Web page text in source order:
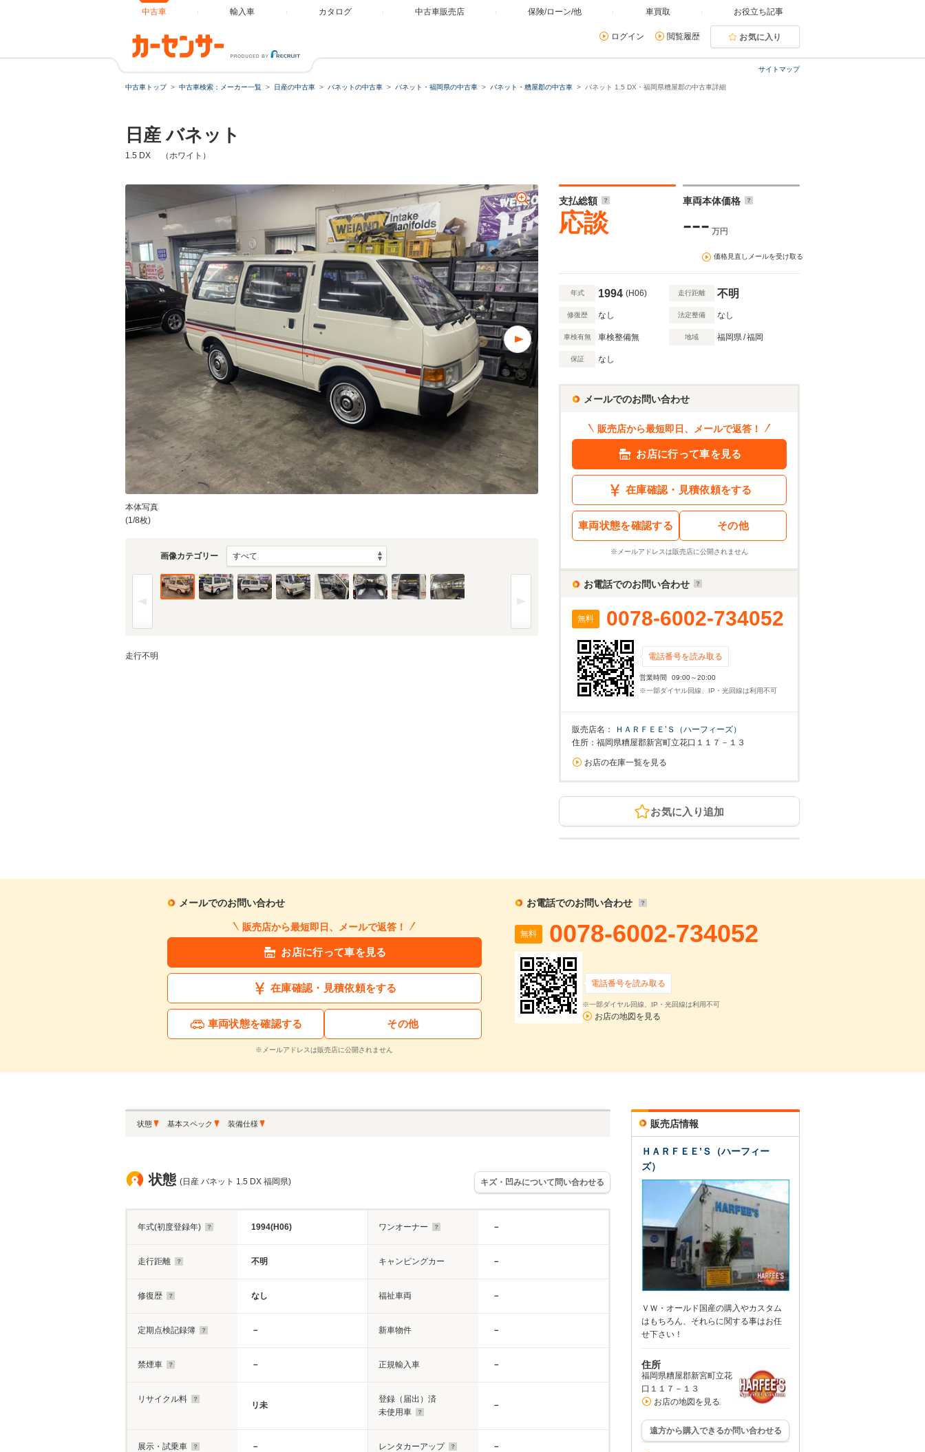
中古車 輸入車 カタログ 中古車販売店 保険/ローン/他 車買取 お役立ち記事
ログイン 閲覧履歴 お気に入り
サイトマップ
中古車トップ 中古車検索：メーカー一覧 日産の中古車 バネットの中古車 バネット・福岡県の中古車 バネット・糟屋郡の中古車 バネット 1.5 DX・福岡県糟屋郡の中古車詳細
日産 バネット
1.5 DX （ホワイト）
本体写真
(1/8枚)
画像カテゴリー
走行不明
支払総額
応談
車両本体価格
--- 万円
価格見直しメールを受け取る
年式 1994 (H06) 走行距離 不明
修復歴 なし 法定整備 なし
車検有無 車検整備無 地域 福岡県/福岡
保証 なし
メールでのお問い合わせ
販売店から最短即日、メールで返答！
お店に行って車を見る
在庫確認・見積依頼をする
車両状態を確認する その他
※メールアドレスは販売店に公開されません
お電話でのお問い合わせ
無料 0078-6002-734052
電話番号を読み取る
営業時間
09:00～20:00
※一部ダイヤル回線、IP・光回線は利用不可
販売店名：
ＨＡＲＦＥＥ’Ｓ（ハーフィーズ）
住所：福岡県糟屋郡新宮町立花口１１７－１３
お店の在庫一覧を見る
お気に入り追加
メールでのお問い合わせ
販売店から最短即日、メールで返答！
お店に行って車を見る
在庫確認・見積依頼をする
車両状態を確認する その他
※メールアドレスは販売店に公開されません
お電話でのお問い合わせ
無料 0078-6002-734052
電話番号を読み取る
※一部ダイヤル回線、IP・光回線は利用不可
お店の地図を見る
状態 基本スペック 装備仕様
状態 (日産 バネット 1.5 DX 福岡県) キズ・凹みについて問い合わせる
年式(初度登録年) 1994(H06) ワンオーナー －
走行距離 不明 キャンピングカー －
修復歴 なし 福祉車両 －
定期点検記録簿 － 新車物件 －
禁煙車 － 正規輸入車 －
リサイクル料
リ未
登録（届出）済
未使用車
－
展示・試乗車 － レンタカーアップ －
販売店情報
ＨＡＲＦＥＥ’Ｓ（ハーフィー
ズ）
ＶＷ・オールド国産の購入やカスタム
はもちろん、それらに関する事はお任
せ下さい！
住所
福岡県糟屋郡新宮町立花
口１１７－１３
お店の地図を見る
遠方から購入できるか問い合わせる